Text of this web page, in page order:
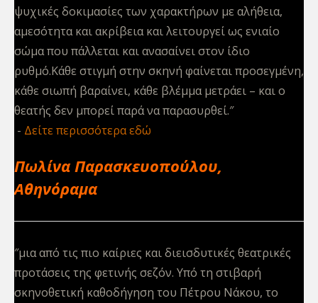
ψυχικές δοκιμασίες των χαρακτήρων με αλήθεια,
αμεσότητα και ακρίβεια και λειτουργεί ως ενιαίο
σώμα που πάλλεται και ανασαίνει στον ίδιο
ρυθμό.Κάθε στιγμή στην σκηνή φαίνεται προσεγμένη,
κάθε σιωπή βαραίνει, κάθε βλέμμα μετράει – και ο
θεατής δεν μπορεί παρά να παρασυρθεί.″
Δείτε περισσότερα εδώ
Πωλίνα Παρασκευοπούλου,
Αθηνόραμα
″μια από τις πιο καίριες και διεισδυτικές θεατρικές
προτάσεις της φετινής σεζόν. Υπό τη στιβαρή
σκηνοθετική καθοδήγηση του Πέτρου Νάκου, το